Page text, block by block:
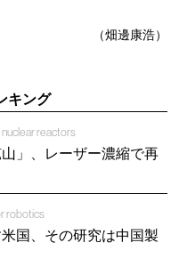
（畑邊康浩）
キング
reactors
」、レーザー濃縮で再
robotics
国、その研究は中国製